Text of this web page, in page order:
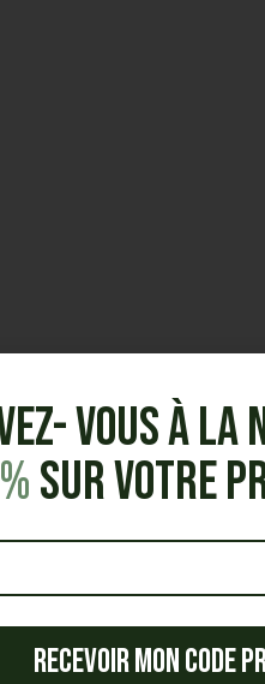
vous à
sur votre
Recevoir mon code